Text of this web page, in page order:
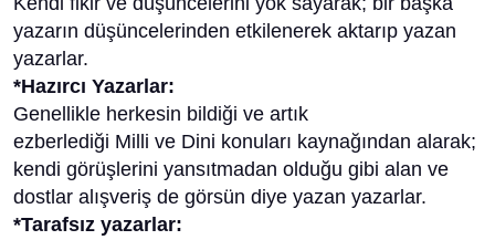
yazarın düşüncelerinden etkilenerek aktarıp yazan
yazarlar.
*Hazırcı Yazarlar:
Genellikle herkesin bildiği ve artık
ezberlediği Milli ve Dini konuları kaynağından alarak;
kendi görüşlerini yansıtmadan olduğu gibi alan ve
dostlar alışveriş de görsün diye yazan yazarlar.
*Tarafsız yazarlar: